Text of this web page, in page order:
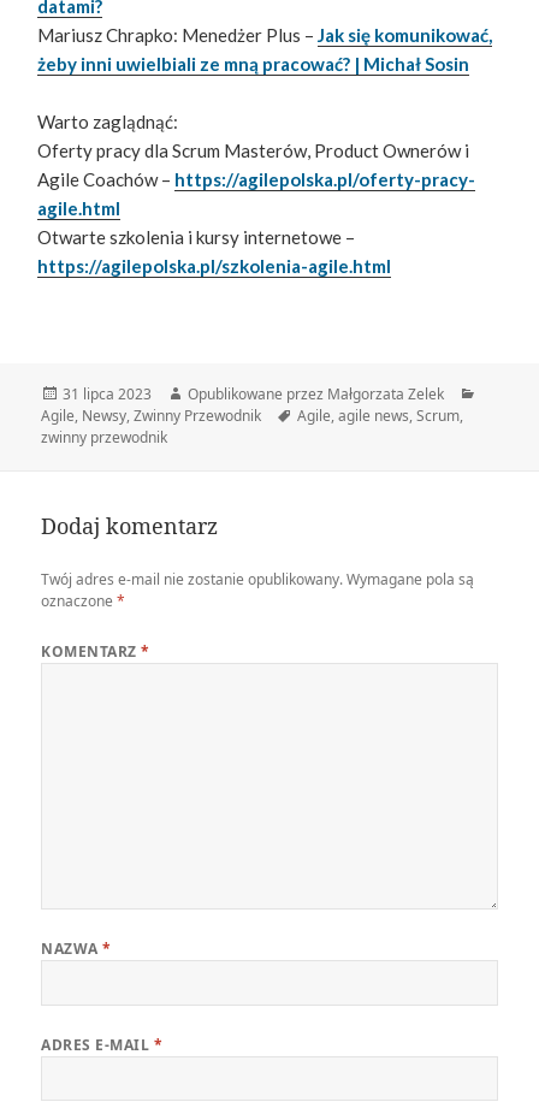
datami?
Mariusz Chrapko: Menedżer Plus –Jak się komunikować,
żeby inni uwielbiali ze mną pracować? | Michał Sosin
Warto zaglądnąć:
Oferty pracy dla Scrum Masterów, Product Ownerów i
Agile Coachów – https://agilepolska.pl/oferty-pracy-
agile.html
Otwarte szkolenia i kursy internetowe –
https://agilepolska.pl/szkolenia-agile.html
Data
publikacji
31 lipca 2023 Autor
Opublikowane przez Małgorzata Zelek
Agile, Newsy,Zwinny Przewodnik Tagi
Agile,agile news,Scrum,
zwinny przewodnik
Dodaj komentarz
Twój adres e-mail nie zostanie opublikowany. Wymagane pola są
oznaczone*
KOMENTARZ*
NAZWA*
ADRES E-MAIL *